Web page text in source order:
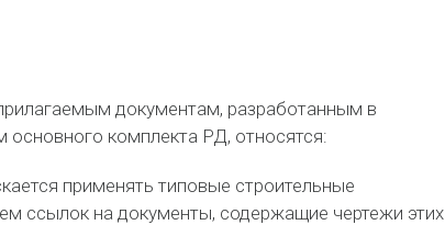
документам, разработанным в
комплекта РД, относятся:
применять типовые строительные
ссылок на документы, содержащие чертежи этих